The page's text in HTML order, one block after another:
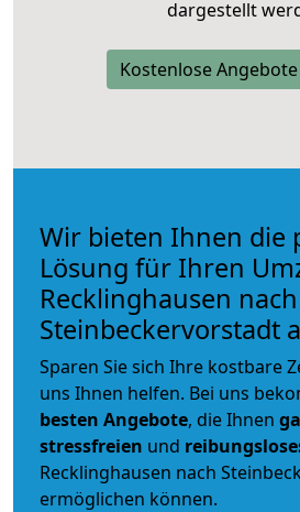
dargestellt
Kostenlose
Wir bieten Ihnen die
Lösung für Ihren
Recklinghausen nach
Steinbeckervorstadt
Sparen Sie sich Ihre kostbare
uns Ihnen helfen. Bei uns
besten Angebote, die Ihnen
stressfreien und
Recklinghausen nach
ermöglichen können.